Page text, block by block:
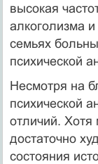
высокая
алкоголизма
семьях
психической
Несмотря на
психической
отличий.
достаточно
состояния